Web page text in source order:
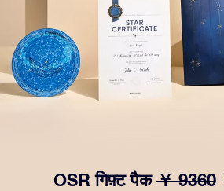
OSR गिफ़्ट पैक￥ 9360